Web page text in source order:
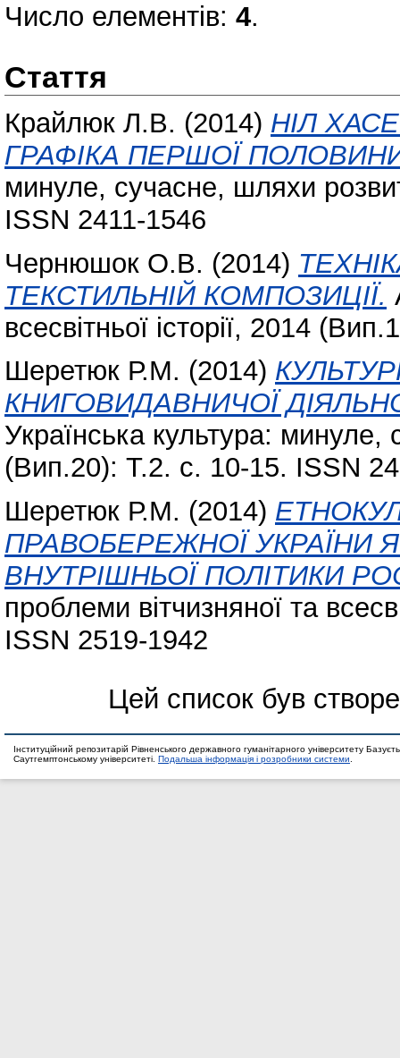
Число елементів: 4.
Стаття
Крайлюк Л.В. (2014) НІЛ
ГРАФІКА ПЕРШОЇ
минуле, сучасне, шляхи
ISSN 2411-1546
Чернюшок О.В. (2014)
ТЕКСТИЛЬНІЙ КОМПОЗИЦІЇ.
всесвітньої історії, 2014
Шеретюк Р.М. (2014)
КНИГОВИДАВНИЧОЇ
Українська культура:
(Вип.20): Т.2. с. 10-15. ISSN
Шеретюк Р.М. (2014)
ПРАВОБЕРЕЖНОЇ УКРАЇНИ
ВНУТРІШНЬОЇ ПОЛІТИКИ
проблеми вітчизняної та
ISSN 2519-1942
Цей список був
Інституційний репозитарій Рівненського державного гуманітарного університету
Саутгемптонському університеті. Подальша інформація і розробники системи